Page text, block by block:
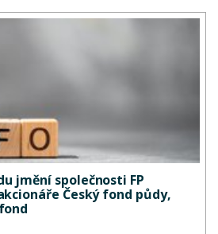
jmění společnosti FP
Český fond půdy,